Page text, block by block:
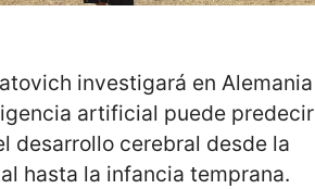
investigará en Alemania
artificial puede predecir
desarrollo cerebral desde la
hasta la infancia temprana.